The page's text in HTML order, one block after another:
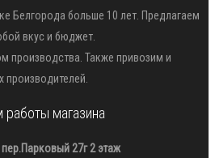
Белгорода больше 10 лет. Предлагаем
вкус и бюджет.
производства. Также привозим и
магазина
27г 2 этаж